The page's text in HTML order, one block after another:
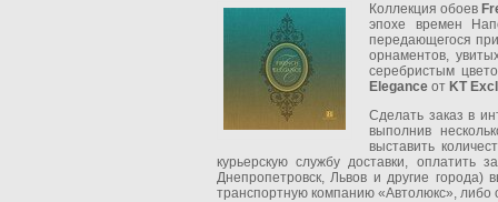
Коллекция обоев
эпохе времен
передающегося
орнаментов,
серебристым
Elegance от KT
Сделать заказ в
выполнив
выставить
курьерскую службу доставки, оплатить
Днепропетровск, Львов и другие
транспортную компанию «Автолюкс», либо